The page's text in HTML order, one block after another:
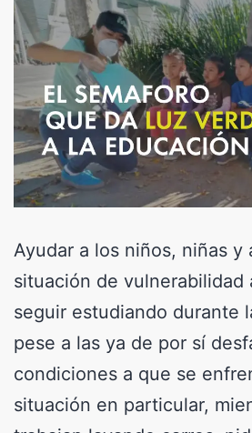
Ayudar a los niños, niñas y
situación de vulnerabilidad
seguir estudiando durante
pese a las ya de por sí
condiciones a que se
situación en particular,